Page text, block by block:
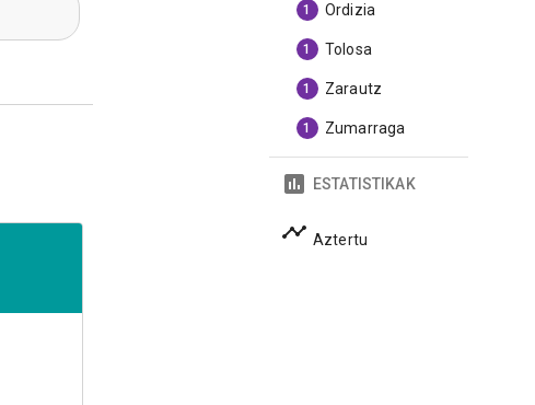
1 Ordizia
1 Tolosa
1 Zarautz
1 Zumarraga
ESTATISTIKAK
Aztertu